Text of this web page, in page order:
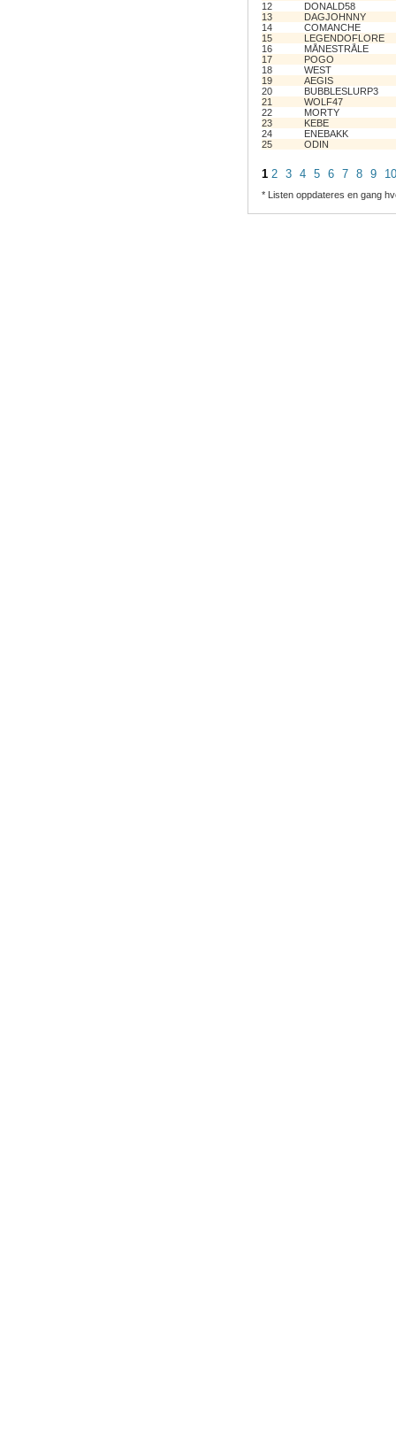
12
DONALD58
13
DAGJOHNNY
14
COMANCHE
15
LEGENDOFLORE
16
MÅNESTRÅLE
17
POGO
18
WEST
19
AEGIS
20
BUBBLESLURP3
21
WOLF47
22
MORTY
23
KEBE
24
ENEBAKK
25
ODIN
1 2 3 4 5 6 7 8 9 10
* Listen oppdateres en gang